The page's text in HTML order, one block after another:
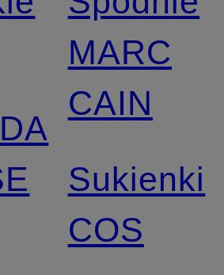
MARC
CAIN
Sukienki
COS